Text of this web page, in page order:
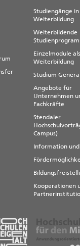
Studiengänge
Weiterbildung
Weiterbildende
Einzelmodule als
Weiterbildung
Studium
Angebote für
Unternehmen
Fachkräfte
Stendaler
Campus)
Information
Kooperationen